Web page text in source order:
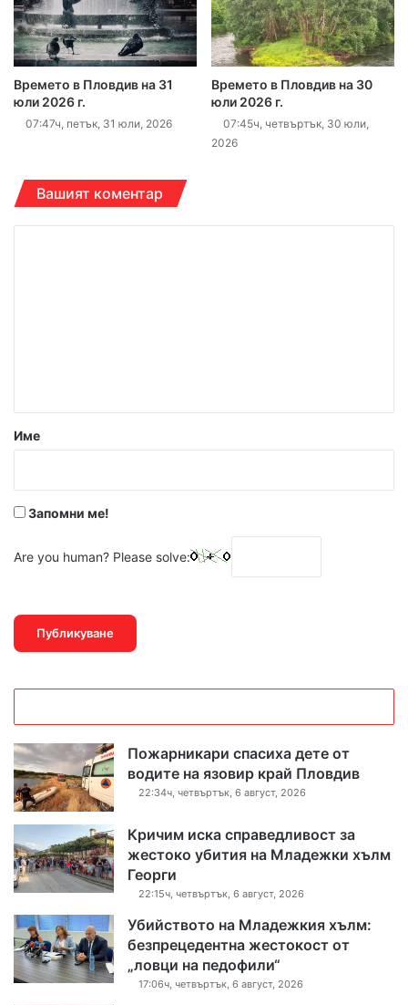
Времето в Пловдив на 31
юли 2026 г.
07:47ч, петък, 31 юли, 2026
Времето в Пловдив на 30
юли 2026 г.
07:45ч, четвъртък, 30 юли,
2026
Вашият коментар
р
Име
Запомни ме!
Are you human? Please solve:
Пожарникари спасиха дете от
водите на язовир край Пловдив
22:34ч, четвъртък, 6 август, 2026
Кричим иска справедливост за
жестоко убития на Младежки хълм
Георги
22:15ч, четвъртък, 6 август, 2026
Убийството на Младежкия хълм:
безпрецедентна жестокост от
„ловци на педофили“
17:06ч, четвъртък, 6 август, 2026